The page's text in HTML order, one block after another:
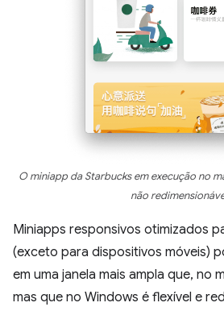
O miniapp da Starbucks em execução no
não
Miniapps responsivos otimizados
(exceto para dispositivos móveis)
em uma janela mais ampla que, no
mas que no Windows é flexível e